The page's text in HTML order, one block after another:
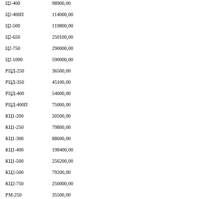
Ц2-400 98900,00
Ц2-400П 114000,00
Ц2-500 119800,00
Ц2-650 250100,00
Ц2-750 290000,00
Ц2-1000 590000,00
РЦД-250 36500,00
РЦД-350 45100,00
РЦД-400 54000,00
РЦД-400П 75000,00
КЦ1-200 50500,00
КЦ1-250 79800,00
КЦ1-300 88600,00
КЦ1-400 198400,00
КЦ1-500 256200,00
КЦ2-500 79200,00
КЦ2-750 250000,00
РМ-250 35500,00